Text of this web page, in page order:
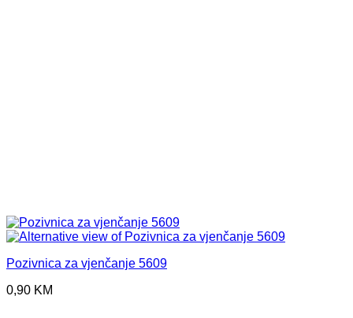
Pozivnica za vjenčanje 5609
0,90 KM